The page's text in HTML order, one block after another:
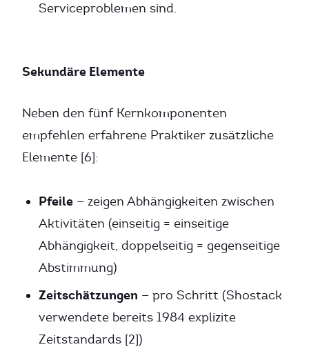
Serviceproblemen sind.
Sekundäre Elemente
Neben den fünf Kernkomponenten
empfehlen erfahrene Praktiker zusätzliche
Elemente [6]:
Pfeile — zeigen Abhängigkeiten zwischen
Aktivitäten (einseitig = einseitige
Abhängigkeit, doppelseitig = gegenseitige
Abstimmung)
Zeitschätzungen — pro Schritt (Shostack
verwendete bereits 1984 explizite
Zeitstandards [2])